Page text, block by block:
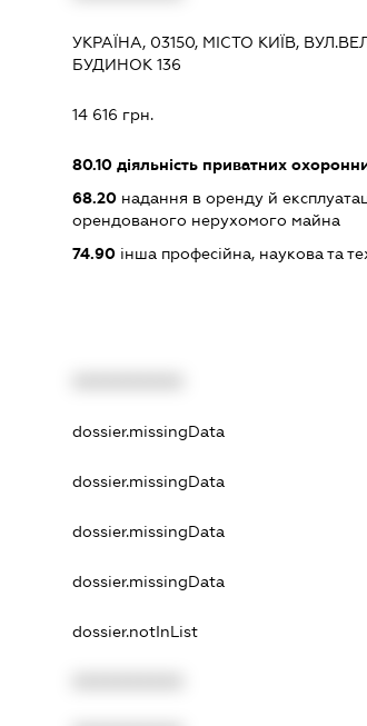
УКРАЇНА, 03150, МІСТО КИЇВ,
БУДИНОК 136
14 616 грн.
80.10діяльність приватних
68.20надання в оренду й
орендованого нерухомого майна
74.90інша професійна, наукова та
dossier.missingData
dossier.missingData
dossier.missingData
dossier.missingData
dossier.notInList